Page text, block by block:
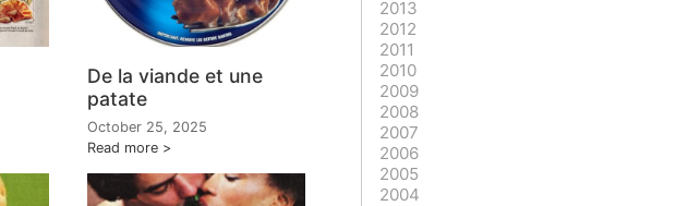
De la viande et une
patate
October 25, 2025
Read more
2013
2012
2011
2010
2009
2008
2007
2006
2005
2004